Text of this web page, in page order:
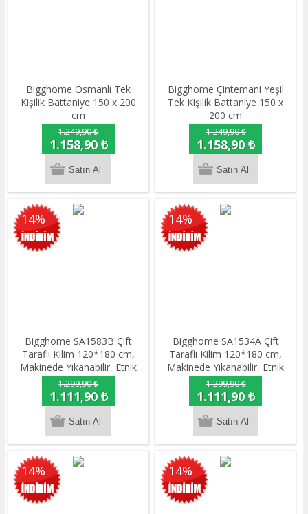
Bigghome Osmanlı Tek
Kişilik Battaniye 150 x 200
cm
1.249,90 ₺
1.158,90 ₺
Bigghome Çintemani Yeşil
Tek Kişilik Battaniye 150 x
200 cm
1.249,90 ₺
1.158,90 ₺
14%
Bigghome SA1583B Çift
Taraflı Kilim 120*180 cm,
Makinede Yıkanabilir, Etnik
Desenli
1.299,90 ₺
1.111,90 ₺
14%
Bigghome SA1534A Çift
Taraflı Kilim 120*180 cm,
Makinede Yıkanabilir, Etnik
Desenli
1.299,90 ₺
1.111,90 ₺
14% 14%